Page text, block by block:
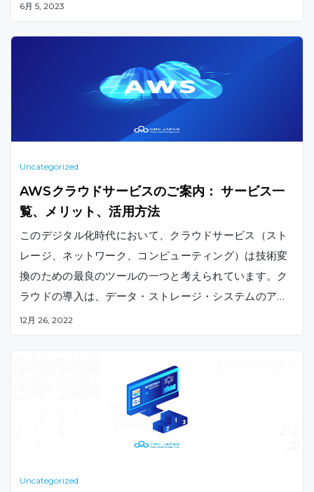
6月 5, 2023
Uncategorized
AWSクラウドサービスのご案内： サービス一
覧、メリット、活用方法
このデジタル化時代において、クラウドサービス（スト
レージ、ネットワーク、コンピューティング）は技術変
換のための最良のツールの一つと考えられています。ク
ラウドの導入は、データ・ストレージ・システムのアッ
プグレードにおけるブレークスルーと見なされ、専門家
機械学習、推論プログラミング、情報サンプリングとそ
の他の技術の効率化により、データの解釈・解読が可能
になり、企業にとって最適なソリューションの特定・推
12月 26, 2022
Uncategorized